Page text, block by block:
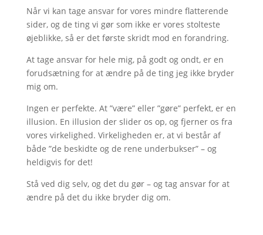
Når vi kan tage ansvar for vores mindre flatterende
sider, og de ting vi gør som ikke er vores stolteste
øjeblikke, så er det første skridt mod en forandring.
At tage ansvar for hele mig, på godt og ondt, er en
forudsætning for at ændre på de ting jeg ikke bryder
mig om.
Ingen er perfekte. At ”være” eller ”gøre” perfekt, er en
illusion. En illusion der slider os op, og fjerner os fra
vores virkelighed. Virkeligheden er, at vi består af
både ”de beskidte og de rene underbukser” – og
heldigvis for det!
Stå ved dig selv, og det du gør – og tag ansvar for at
ændre på det du ikke bryder dig om.